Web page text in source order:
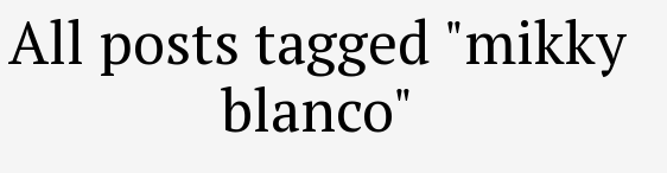
All posts tagged "mikky
blanco"